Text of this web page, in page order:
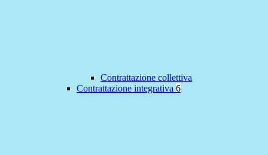
Contrattazione collettiva
Contrattazione integrativa 6